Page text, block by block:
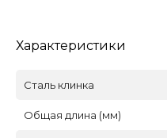
Характеристики
Сталь клинка
Общая длина (мм)